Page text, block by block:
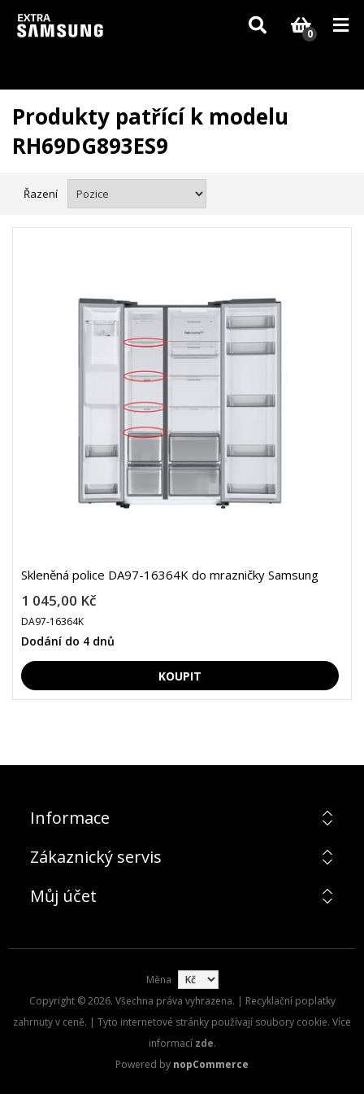
Vzhledem k aktuální situaci se může dodání dílů, které nejsou skladem,
zpozdit. Děkujeme za pochopení.
0
Produkty patřící k modelu
RH69DG893ES9
Řazení
Skleněná police DA97-16364K do mrazničky Samsung
1 045,00 Kč
DA97-16364K
Dodání do 4 dnů
Informace
Zákaznický servis
Můj účet
Měna
Copyright © 2026. Všechna práva vyhrazena. | Recyklační poplatky
zahrnuty v ceně. | Tyto internetové stránky používají soubory cookie. Více
informací zde.
Powered by nopCommerce